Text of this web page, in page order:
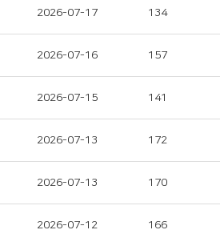
2026-07-17 134
2026-07-16 157
2026-07-15 141
2026-07-13 172
2026-07-13 170
2026-07-12 166